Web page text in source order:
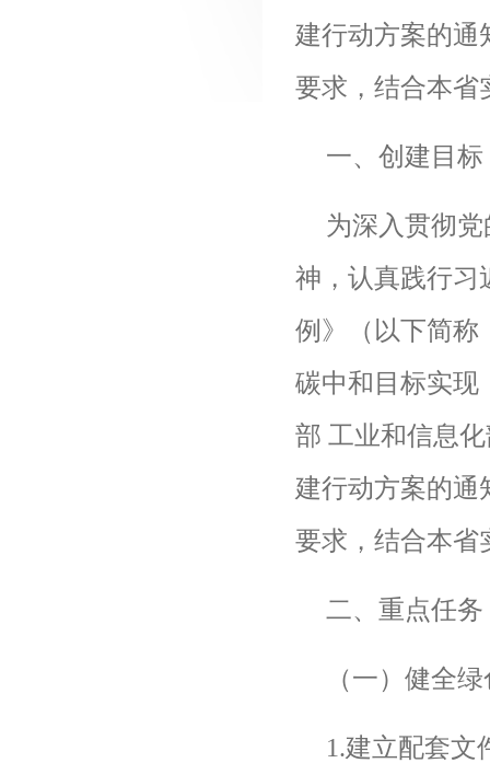
建行动方案的通
要求，结合本省
一、创建目标
为深入贯彻
神，认真践行习
例》（以下简称
碳中和目标实现
部 工业和信息
建行动方案的通
要求，结合本省
二、重点任务
（一）健全
1.建立配套文